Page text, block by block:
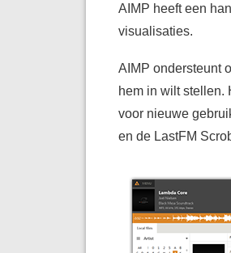
AIMP heeft een
visualisaties.
AIMP ondersteunt
hem in wilt stellen.
voor nieuwe
en de LastFM